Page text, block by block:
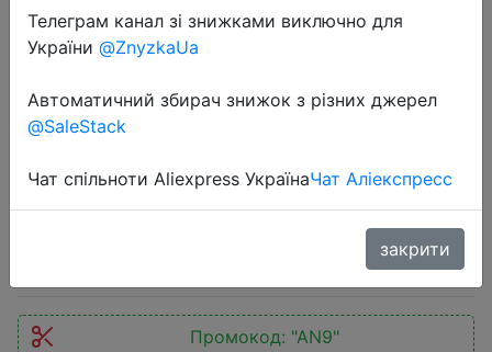
2023-03-21
Global Version Xiaomi Redmi A1
MTK Helio A22 8MP Camera
Cellphone 5000mAh Battery 5MP
Front Camera
Промокод: "AN9"
Телеграм канал зі знижками виключно для
України @ZnyzkaUa
Автоматичний збирач знижок з різних джерел
@SaleStack
Чат спільноти Aliexpress УкраїнаЧат Аліекспресс
закрити